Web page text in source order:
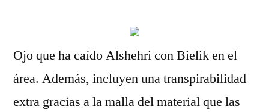
Ojo que ha caído Alshehri con Bielik en el
área. Además, incluyen una transpirabilidad
extra gracias a la malla del material que las